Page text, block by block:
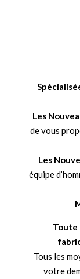
Les
de vous
Les
équipe
Toute
Tous les
votre